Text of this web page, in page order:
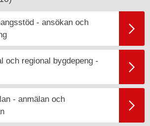
- ansökan och
och regional bygdepeng -
- anmälan och